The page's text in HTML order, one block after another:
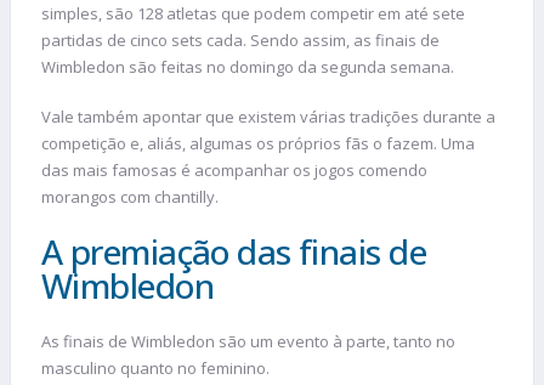
simples, são 128 atletas que podem competir em até sete
partidas de cinco sets cada. Sendo assim, as finais de
Wimbledon são feitas no domingo da segunda semana.
Vale também apontar que existem várias tradições durante a
competição e, aliás, algumas os próprios fãs o fazem. Uma
das mais famosas é acompanhar os jogos comendo
morangos com chantilly.
A premiação das finais de
Wimbledon
As finais de Wimbledon são um evento à parte, tanto no
masculino quanto no feminino.